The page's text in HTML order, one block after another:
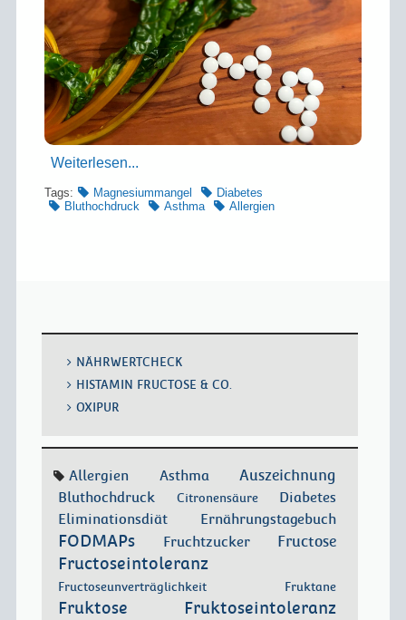
Weiterlesen...
Tags: Magnesiummangel
Diabetes
Bluthochdruck
Asthma Allergien
NÄHRWERTCHECK
HISTAMIN FRUCTOSE & CO.
OXIPUR
Allergien Asthma Auszeichnung
Bluthochdruck Citronensäure
Diabetes
Eliminationsdiät
Ernährungstagebuch
FODMAPs Fruchtzucker Fructose
Fructoseintoleranz
Fructoseunverträglichkeit Fruktane
Fruktose Fruktoseintoleranz